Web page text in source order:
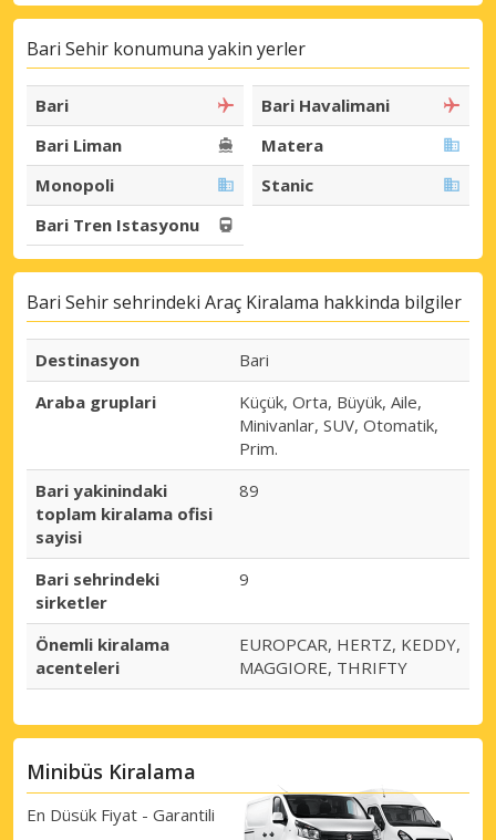
Bari Sehir konumuna yakin yerler
Bari
Bari Havalimani
Bari Liman
Matera
Monopoli
Stanic
Bari Tren Istasyonu
Bari Sehir sehrindeki Araç Kiralama hakkinda bilgiler
Destinasyon
Bari
Araba gruplari
Küçük, Orta, Büyük, Aile,
Minivanlar, SUV, Otomatik,
Prim.
Bari yakinindaki
toplam kiralama ofisi
sayisi
89
Bari sehrindeki
sirketler
9
Önemli kiralama
acenteleri
EUROPCAR, HERTZ, KEDDY,
MAGGIORE, THRIFTY
Minibüs Kiralama
En Düsük Fiyat - Garantili